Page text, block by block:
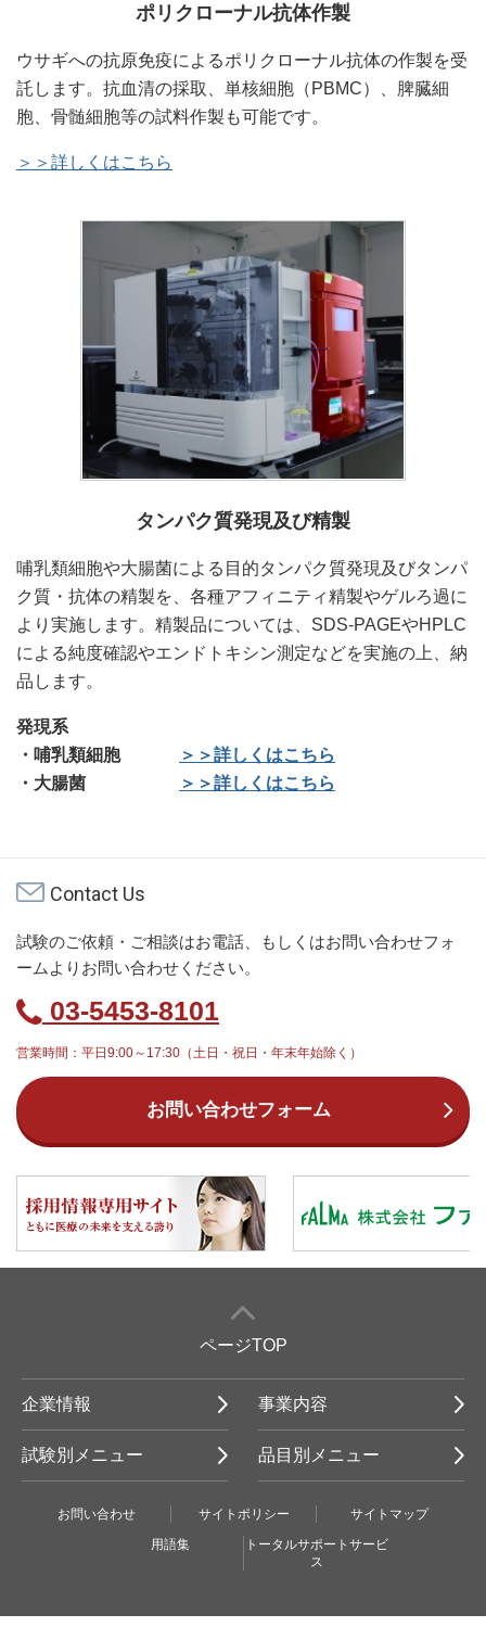
ポリクローナル抗体作製
ウサギへの抗原免疫によるポリクローナル抗体の作製を受
託します。抗血清の採取、単核細胞（PBMC）、脾臓細
胞、骨髄細胞等の試料作製も可能です。
＞＞詳しくはこちら
タンパク質発現及び精製
哺乳類細胞や大腸菌による目的タンパク質発現及びタンパ
ク質・抗体の精製を、各種アフィニティ精製やゲルろ過に
より実施します。精製品については、SDS-PAGEやHPLC
による純度確認やエンドトキシン測定などを実施の上、納
品します。
発現系
・哺乳類細胞
＞＞詳しくはこちら
・大腸菌
＞＞詳しくはこちら
Contact Us
試験のご依頼・ご相談はお電話、もしくはお問い合わせフォ
ームよりお問い合わせください。
03-5453-8101
営業時間：平日9:00～17:30（土日・祝日・年末年始除く）
お問い合わせフォーム
ページTOP
企業情報 事業内容
試験別メニュー 品目別メニュー
お問い合わせ サイトポリシー
サイトマップ
用語集
トータルサポートサービ
ス